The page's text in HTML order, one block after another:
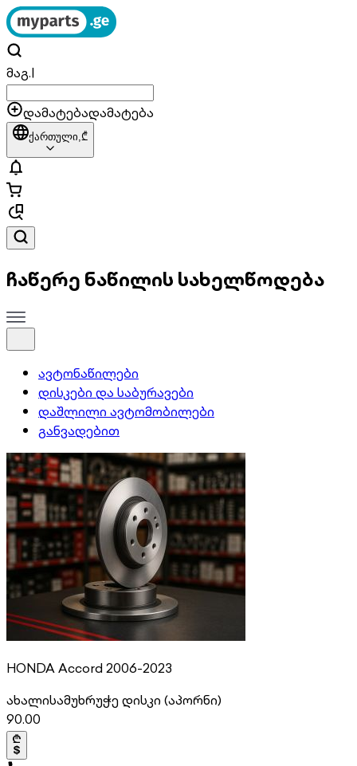
მაგ.|
დამატებადამატება
ქართული,₾
ჩაწერე ნაწილის სახელწოდება
ავტონაწილები
დისკები და საბურავები
დაშლილი ავტომობილები
განვადებით
HONDA Accord 2006-2023
ახალისამუხრუჭე დისკი (აპორნი)
90.00